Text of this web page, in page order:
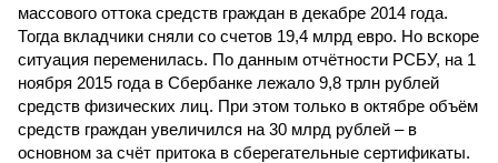
массового оттока средств граждан в декабре 2014 года.
Тогда вкладчики сняли со счетов 19,4 млрд евро. Но вскоре
ситуация переменилась. По данным отчётности РСБУ, на 1
ноября 2015 года в Сбербанке лежало 9,8 трлн рублей
средств физических лиц. При этом только в октябре объём
средств граждан увеличился на 30 млрд рублей – в
основном за счёт притока в сберегательные сертификаты.